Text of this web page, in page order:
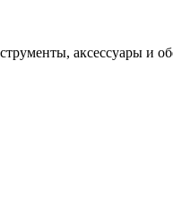
аксессуары и